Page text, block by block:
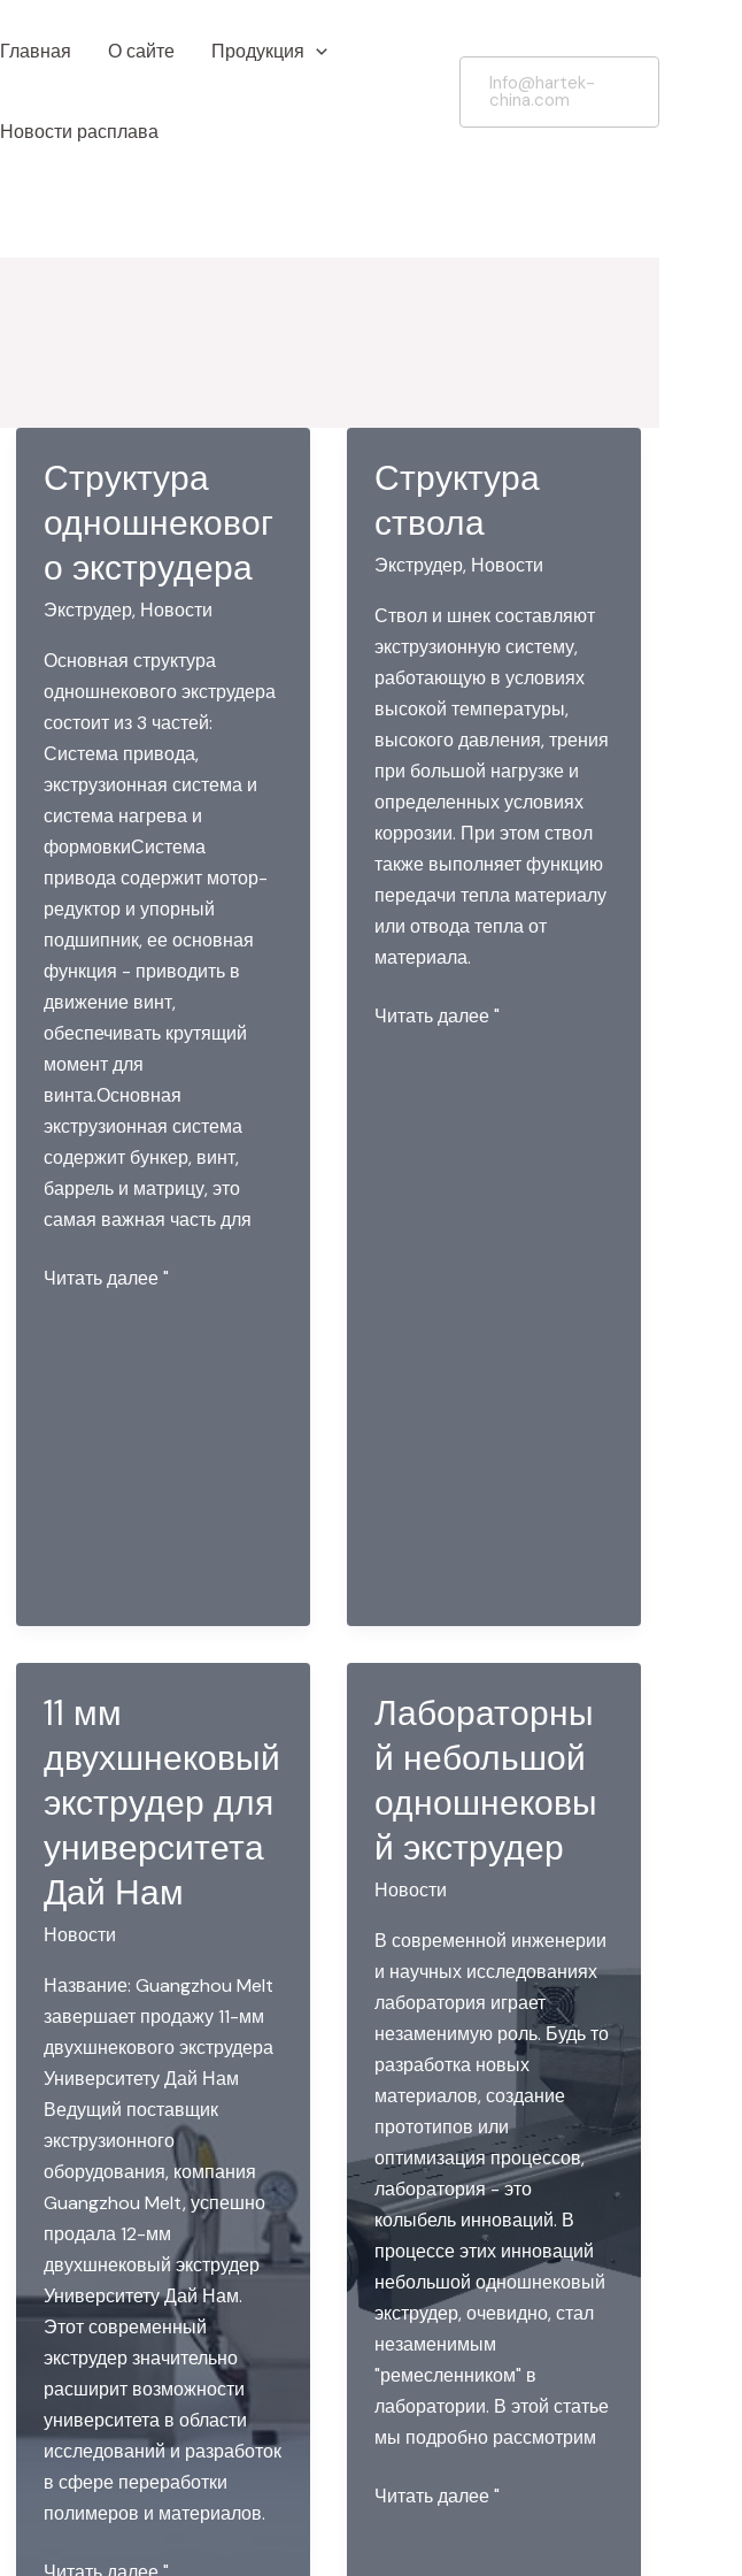
Главная О сайте Продукция
Новости расплава
Info@hartek-
china.com
Структура
одношнековог
о экструдера
Экструдер, Новости
Основная структура
одношнекового экструдера
состоит из 3 частей:
Система привода,
экструзионная система и
система нагрева и
формовкиСистема
привода содержит мотор-
редуктор и упорный
подшипник, ее основная
функция - приводить в
движение винт,
обеспечивать крутящий
момент для
винта.Основная
экструзионная система
содержит бункер, винт,
баррель и матрицу, это
самая важная часть для
Структура
Читать далее "
Структура
ствола
Экструдер, Новости
Ствол и шнек составляют
экструзионную систему,
работающую в условиях
высокой температуры,
высокого давления, трения
при большой нагрузке и
определенных условиях
коррозии. При этом ствол
также выполняет функцию
передачи тепла материалу
или отвода тепла от
материала.
Структура
Читать далее "
11 мм
двухшнековый
экструдер для
университета
Дай Нам
Новости
Название: Guangzhou Melt
завершает продажу 11-мм
двухшнекового экструдера
Университету Дай Нам
Ведущий поставщик
экструзионного
оборудования, компания
Guangzhou Melt, успешно
продала 12-мм
двухшнековый экструдер
Университету Дай Нам.
Этот современный
экструдер значительно
расширит возможности
университета в области
исследований и разработок
в сфере переработки
полимеров и материалов.
11
Лабораторны
й небольшой
одношнековы
й экструдер
Новости
В современной инженерии
и научных исследованиях
лаборатория играет
незаменимую роль. Будь то
разработка новых
материалов, создание
прототипов или
оптимизация процессов,
лаборатория - это
колыбель инноваций. В
процессе этих инноваций
небольшой одношнековый
экструдер, очевидно, стал
незаменимым
"ремесленником" в
лаборатории. В этой статье
мы подробно рассмотрим
Лабораторный
Читать далее "